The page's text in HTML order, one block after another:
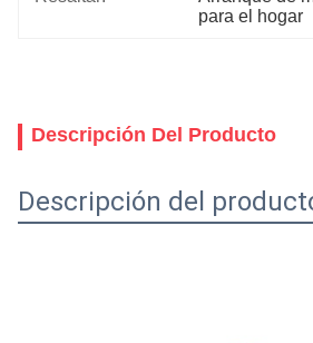
para el hogar
Descripción Del Producto
Descripción del